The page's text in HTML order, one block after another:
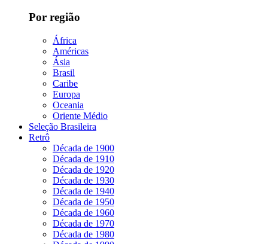
Por região
África
Américas
Ásia
Brasil
Caribe
Europa
Oceania
Oriente Médio
Seleção Brasileira
Retrô
Década de 1900
Década de 1910
Década de 1920
Década de 1930
Década de 1940
Década de 1950
Década de 1960
Década de 1970
Década de 1980